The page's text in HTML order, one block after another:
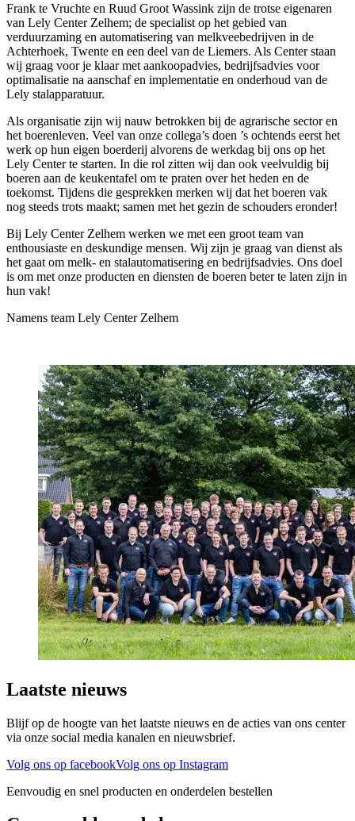
Frank te Vruchte en Ruud Groot Wassink zijn de trotse eigenaren
van Lely Center Zelhem; de specialist op het gebied van
verduurzaming en automatisering van melkveebedrijven in de
Achterhoek, Twente en een deel van de Liemers. Als Center staan
wij graag voor je klaar met aankoopadvies, bedrijfsadvies voor
optimalisatie na aanschaf en implementatie en onderhoud van de
Lely stalapparatuur.
Als organisatie zijn wij nauw betrokken bij de agrarische sector en
het boerenleven. Veel van onze collega’s doen ’s ochtends eerst het
werk op hun eigen boerderij alvorens de werkdag bij ons op het
Lely Center te starten. In die rol zitten wij dan ook veelvuldig bij
boeren aan de keukentafel om te praten over het heden en de
toekomst. Tijdens die gesprekken merken wij dat het boeren vak
nog steeds trots maakt; samen met het gezin de schouders eronder!
Bij Lely Center Zelhem werken we met een groot team van
enthousiaste en deskundige mensen. Wij zijn je graag van dienst als
het gaat om melk- en stalautomatisering en bedrijfsadvies. Ons doel
is om met onze producten en diensten de boeren beter te laten zijn in
hun vak!
Namens team Lely Center Zelhem
Laatste nieuws
Blijf op de hoogte van het laatste nieuws en de acties van ons center
via onze social media kanalen en nieuwsbrief.
Volg ons op facebookVolg ons op Instagram
Eenvoudig en snel producten en onderdelen bestellen